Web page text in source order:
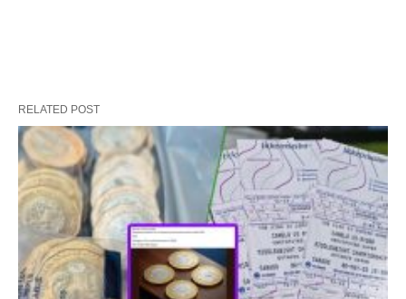
RELATED POST